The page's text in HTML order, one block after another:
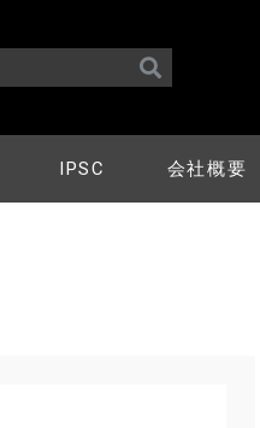
IPSC 会社概要